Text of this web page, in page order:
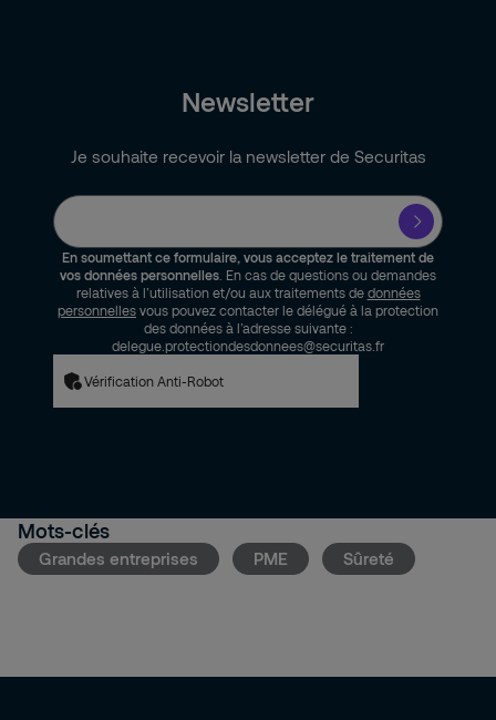
Newsletter
Je souhaite recevoir la newsletter de Securitas
En soumettant ce formulaire, vous acceptez le traitement de
vos données personnelles . En cas de questions ou demandes
relatives à l’utilisation et/ou aux traitements de données
personnelles vous pouvez contacter le délégué à la protection
des données à l’adresse suivante :
delegue.protectiondesdonnees@securitas.fr
Vérification Anti-Robot
Mots-clés
Grandes entreprises PME Sûreté